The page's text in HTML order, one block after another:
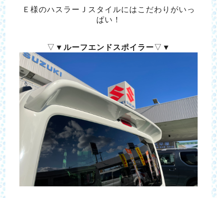
Ｅ様のハスラーＪスタイルにはこだわりがいっ
ぱい！
▽▼ ルーフエンドスポイラー▽▼